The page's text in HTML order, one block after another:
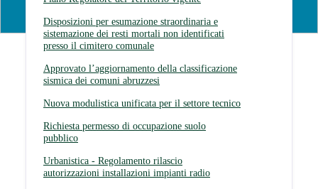
Disposizioni per esumazione straordinaria e
sistemazione dei resti mortali non identificati
presso il cimitero comunale
Approvato l’aggiornamento della classificazione
sismica dei comuni abruzzesi
Nuova modulistica unificata per il settore tecnico
Richiesta permesso di occupazione suolo
pubblico
Urbanistica - Regolamento rilascio
autorizzazioni installazioni impianti radio